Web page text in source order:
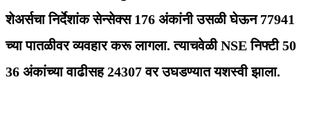
शेअर्सचा निर्देशांक सेन्सेक्स 176 अंकांनी उसळी घेऊन 77941
च्या पातळीवर व्यवहार करू लागला. त्याचवेळी NSE निफ्टी 50
36 अंकांच्या वाढीसह 24307 वर उघडण्यात यशस्वी झाला.